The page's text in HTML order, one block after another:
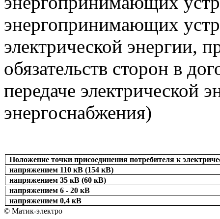
энергопринимающих
электрической энергии,
обязательств сторон в
передаче электрической
энергоснабжения)
Положение точки присоединения потребителя к
напряжением 110 кВ (154 кВ)
напряжением 35 кВ (60 кВ)
напряжением 6 - 20 кВ
напряжением 0,4 кВ
© Матик-электро